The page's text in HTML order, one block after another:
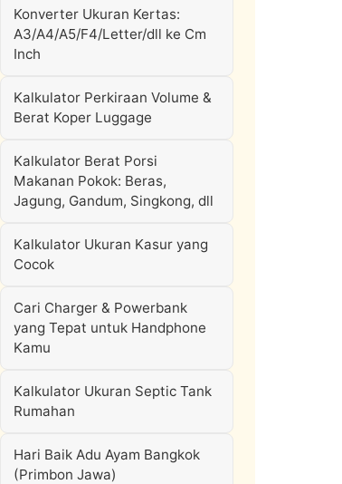
Konverter Ukuran Kertas:
A3/A4/A5/F4/Letter/dll ke Cm
Inch
Kalkulator Perkiraan Volume &
Berat Koper Luggage
Kalkulator Berat Porsi
Makanan Pokok: Beras,
Jagung, Gandum, Singkong, dll
Kalkulator Ukuran Kasur yang
Cocok
Cari Charger & Powerbank
yang Tepat untuk Handphone
Kamu
Kalkulator Ukuran Septic Tank
Rumahan
Hari Baik Adu Ayam Bangkok
(Primbon Jawa)